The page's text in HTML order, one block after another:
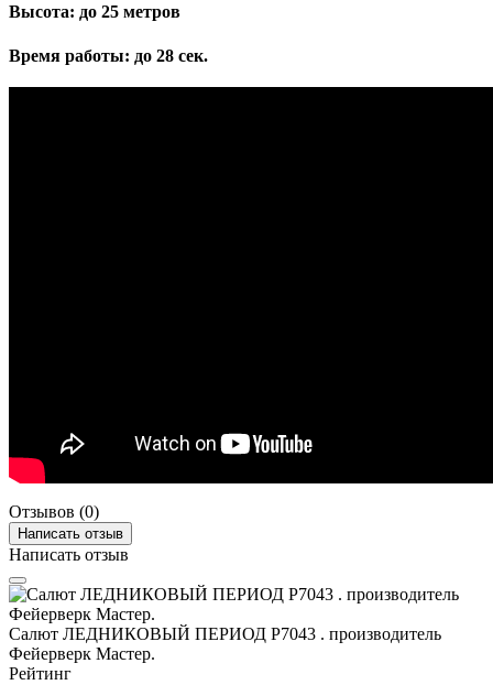
Высота: до 25 метров
Время работы: до 28 сек.
Отзывов (0)
Написать отзыв
Написать отзыв
Салют ЛЕДНИКОВЫЙ ПЕРИОД Р7043 . производитель
Фейерверк Мастер.
Рейтинг